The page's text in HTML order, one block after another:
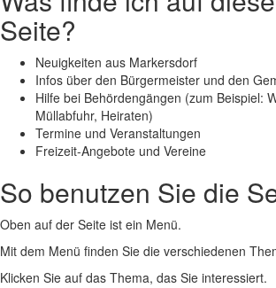
Seite?
Neuigkeiten aus Markersdorf
Infos über den Bürgermeister und den
Hilfe bei Behördengängen (zum Beispiel:
Müllabfuhr, Heiraten)
Termine und Veranstaltungen
Freizeit-Angebote und Vereine
So benutzen Sie die
Oben auf der Seite ist ein Menü.
Mit dem Menü finden Sie die verschiedenen
Klicken Sie auf das Thema, das Sie interessiert.